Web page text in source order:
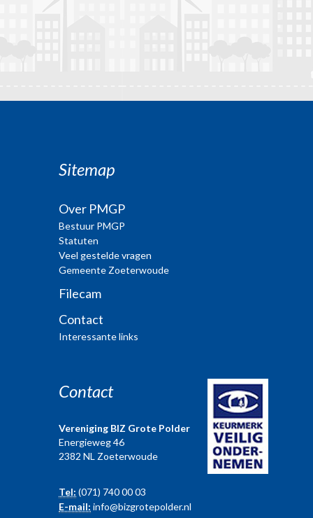
Sitemap
Over PMGP
Bestuur PMGP
Statuten
Veel gestelde vragen
Gemeente Zoeterwoude
Filecam
Contact
Interessante links
Contact
Vereniging BIZ Grote Polder
Energieweg 46
2382 NL Zoeterwoude
Tel: (071) 740 00 03
E-mail: info@bizgrotepolder.nl